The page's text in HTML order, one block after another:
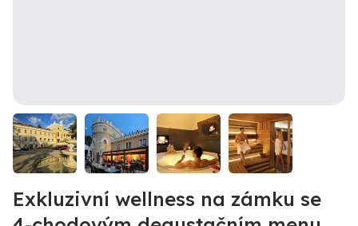
Exkluzivní wellness na zámku se